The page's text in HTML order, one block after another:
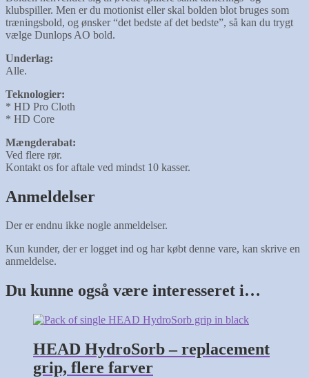
klubspiller. Men er du motionist eller skal bolden blot bruges som
træningsbold, og ønsker “det bedste af det bedste”, så kan du trygt
vælge Dunlops AO bold.
Underlag:
Alle.
Teknologier:
* HD Pro Cloth
* HD Core
Mængderabat:
Ved flere rør.
Kontakt os for aftale ved mindst 10 kasser.
Anmeldelser
Der er endnu ikke nogle anmeldelser.
Kun kunder, der er logget ind og har købt denne vare, kan skrive en
anmeldelse.
Du kunne også være interesseret i…
HEAD HydroSorb – replacement
grip, flere farver
Dette
har
flere
varianter.